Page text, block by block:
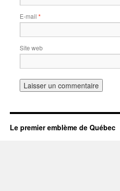
E-mail *
Site web
Le premier emblème de Québec